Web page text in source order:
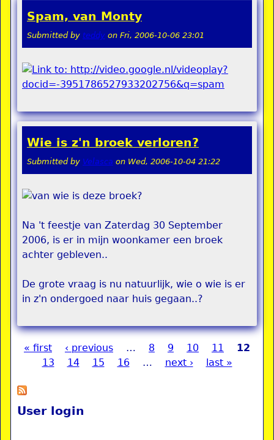
Spam, van Monty
Submitted by teddy on Fri, 2006-10-06 23:01
Wie is z'n broek verloren?
Submitted by Velasca on Wed, 2006-10-04 21:22
Na 't feestje van Zaterdag 30 September
2006, is er in mijn woonkamer een broek
achter gebleven..
De grote vraag is nu natuurlijk, wie o wie is er
in z'n ondergoed naar huis gegaan..?
Pages
« first ‹ previous … 8 9 10 11
12
13
14 15 16 … next › last »
User login